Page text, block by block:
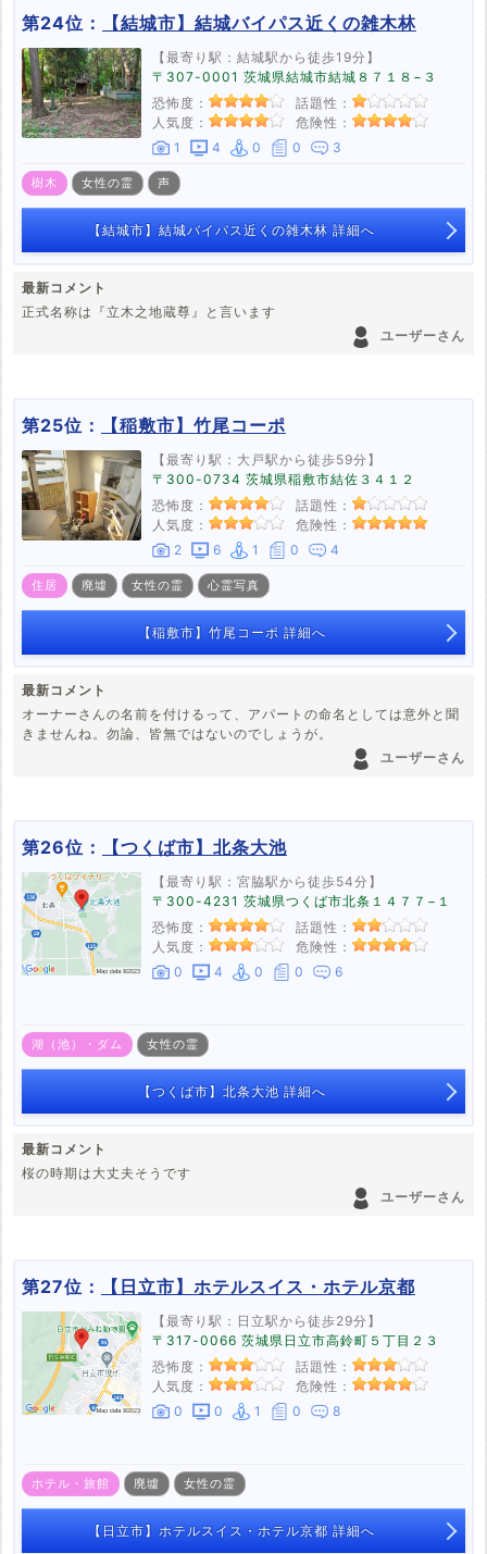
第24位： 【結城市】結城バイパス近くの雑木林
【最寄り駅：結城駅から徒歩19分】
〒307-0001 茨城県結城市結城８７１８−３
恐怖度：
話題性：
人気度：
危険性：
1
4 0 0 3
樹木 女性の霊 声
【結城市】結城バイパス近くの雑木林 詳細へ
最新コメント
正式名称は『立木之地蔵尊』と言います
ユーザーさん
第25位： 【稲敷市】竹尾コーポ
【最寄り駅：大戸駅から徒歩59分】
〒300-0734 茨城県稲敷市結佐３４１２
恐怖度：
話題性：
人気度：
危険性：
2
6 1 0 4
住居 廃墟 女性の霊 心霊写真
【稲敷市】竹尾コーポ 詳細へ
最新コメント
オーナーさんの名前を付けるって、アパートの命名としては意外と聞
きませんね。勿論、皆無ではないのでしょうが。
ユーザーさん
第26位： 【つくば市】北条大池
【最寄り駅：宮脇駅から徒歩54分】
〒300-4231 茨城県つくば市北条１４７７−１
恐怖度：
話題性：
人気度：
危険性：
0
4 0 0 6
湖（池）・ダム 女性の霊
【つくば市】北条大池 詳細へ
最新コメント
桜の時期は大丈夫そうです
ユーザーさん
第27位： 【日立市】ホテルスイス・ホテル京都
【最寄り駅：日立駅から徒歩29分】
〒317-0066 茨城県日立市高鈴町５丁目２３
恐怖度：
話題性：
人気度：
危険性：
0
0 1 0 8
ホテル・旅館 廃墟 女性の霊
【日立市】ホテルスイス・ホテル京都 詳細へ